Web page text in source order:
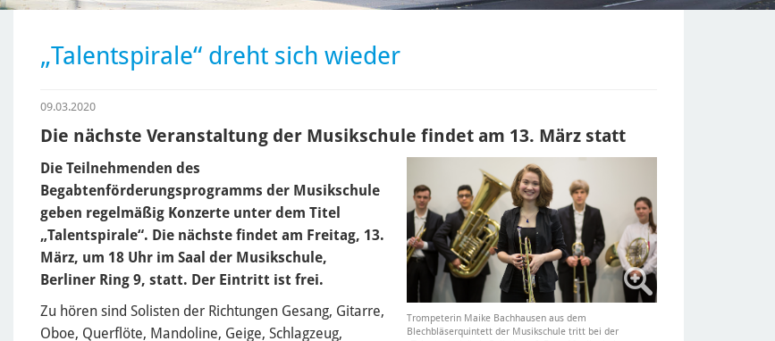
„Talentspirale“ dreht sich wieder
09.03.2020
Die nächste Veranstaltung der Musikschule findet am 13. März statt
Trompeterin Maike Bachhausen aus dem
Blechbläserquintett der Musikschule tritt bei der
Die Teilnehmenden des
Begabtenförderungsprogramms der Musikschule
geben regelmäßig Konzerte unter dem Titel
„Talentspirale“. Die nächste findet am Freitag, 13.
März, um 18 Uhr im Saal der Musikschule,
Berliner Ring 9, statt. Der Eintritt ist frei.
Zu hören sind Solisten der Richtungen Gesang, Gitarre,
Oboe, Querflöte, Mandoline, Geige, Schlagzeug,